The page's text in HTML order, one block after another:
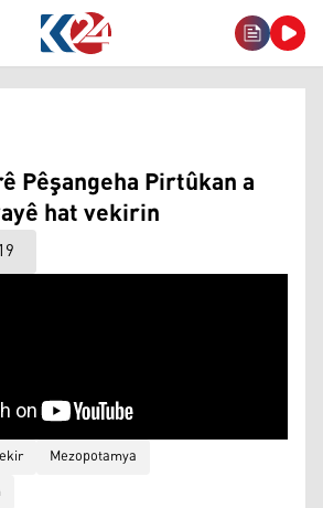
Pêşangeha Pirtûkan a
hat vekirin
Mezopotamya